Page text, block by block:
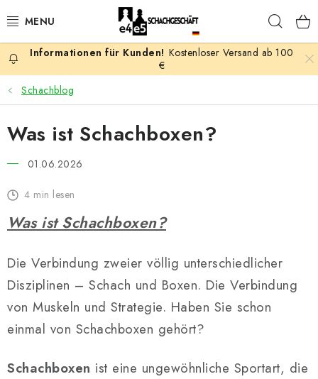
Inhalt
AKTION
SCHACHSPIELE
SCHACHFIGUREN
SCHACHBRETTER
SCHACH-ANTIQUITÄTENLADEN
Kostenloser Versand ab 100
€
Schachblog
Was ist Schachboxen?
01.06.2026
4 min lesen
Was ist Schachboxen?
Die Verbindung zweier völlig unterschiedlicher
Disziplinen – Schach und Boxen. Die Verbindung
von Muskeln und Strategie. Haben Sie schon
einmal von Schachboxen gehört?
Schachboxen ist eine ungewöhnliche Sportart, die